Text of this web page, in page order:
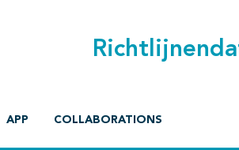
APP COLLABORATIONS